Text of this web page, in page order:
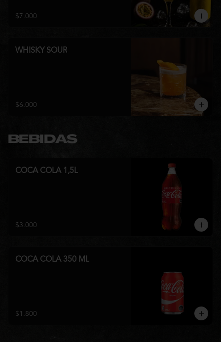
$7.000
WHISKY SOUR
$6.000
BEBIDAS
COCA COLA 1,5L
$3.000
COCA COLA 350 ML
$1.800